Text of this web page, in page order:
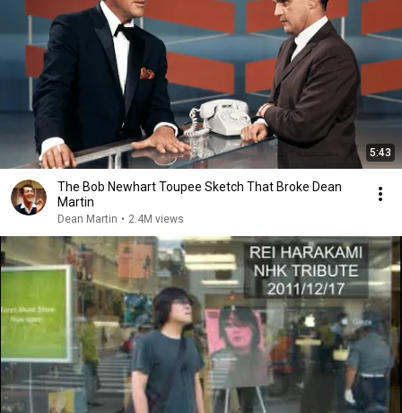
5:43
The Bob Newhart Toupee Sketch That Broke Dean
Martin
Dean Martin • 2.4M views